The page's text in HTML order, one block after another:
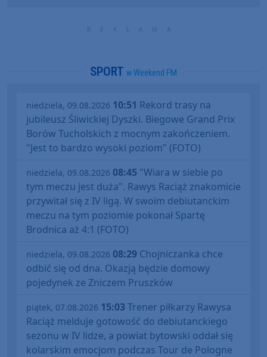
SPORT w Weekend FM
niedziela, 09.08.2026 10:51 Rekord trasy na
jubileusz Śliwickiej Dyszki. Biegowe Grand Prix
Borów Tucholskich z mocnym zakończeniem.
"Jest to bardzo wysoki poziom" (FOTO)
niedziela, 09.08.2026 08:45 "Wiara w siebie po
tym meczu jest duża". Rawys Raciąż znakomicie
przywitał się z IV ligą. W swoim debiutanckim
meczu na tym poziomie pokonał Spartę
Brodnica aż 4:1 (FOTO)
niedziela, 09.08.2026 08:29 Chojniczanka chce
odbić się od dna. Okazją będzie domowy
pojedynek ze Zniczem Pruszków
piątek, 07.08.2026 15:03Trener piłkarzy Rawysa
Raciąż melduje gotowość do debiutanckiego
sezonu w IV lidze, a powiat bytowski oddał się
kolarskim emocjom podczas Tour de Pologne